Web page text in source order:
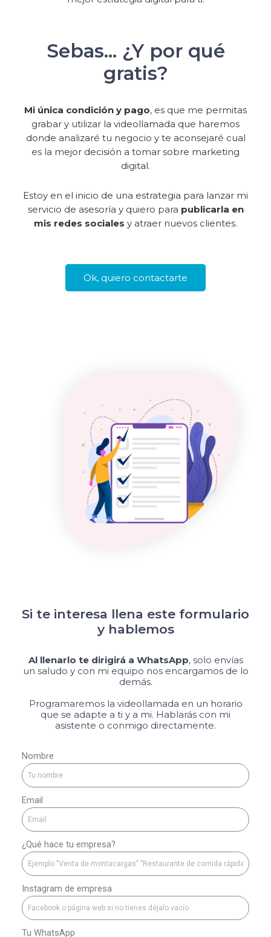
Sebas... ¿Y por qué
gratis?
Mi única condición y pago, es que me permitas
grabar y utilizar la videollamada que haremos
donde analizaré tu negocio y te aconsejaré cual
es la mejor decisión a tomar sobre marketing
digital.
Estoy en el inicio de una estrategia para lanzar mi
servicio de asesoría y quiero para publicarla en
mis redes sociales y atraer nuevos clientes.
Ok, quiero contactarte
Si te interesa llena este formulario
y hablemos
Al llenarlo te dirigirá a WhatsApp, solo envías
un saludo y con mi equipo nos encargamos de lo
demás.
Programaremos la videollamada en un horario
que se adapte a ti y a mi. Hablarás con mi
asistente o conmigo directamente.
Nombre
Email
¿Qué hace tu empresa?
Instagram de empresa
Tu WhatsApp